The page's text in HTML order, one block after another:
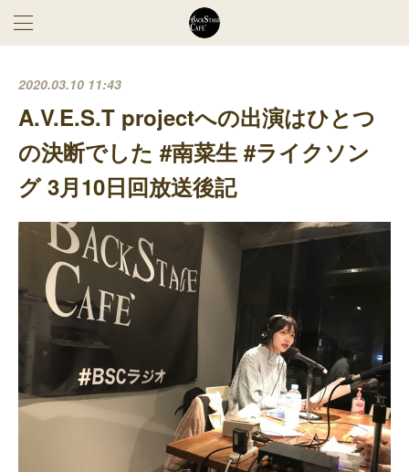
2020.03.10 11:43
A.V.E.S.T projectへの出演はひとつ
の決断でした #南菜生 #ライクソン
グ 3月10日回放送後記